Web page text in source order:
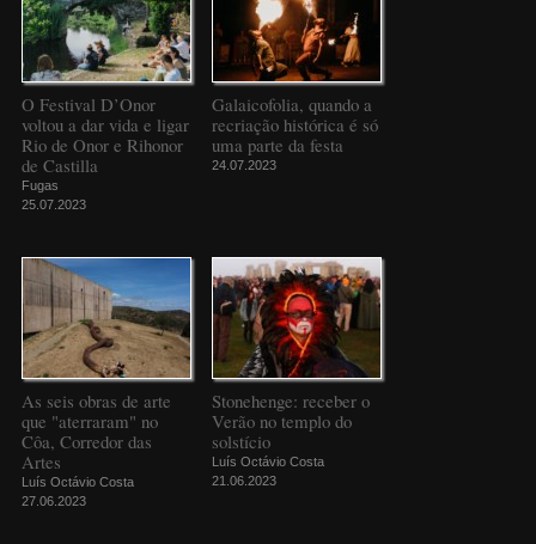
O Festival D’Onor
voltou a dar vida e ligar
Rio de Onor e Rihonor
de Castilla
Fugas
25.07.2023
Galaicofolia, quando a
recriação histórica é só
uma parte da festa
24.07.2023
As seis obras de arte
que "aterraram" no
Côa, Corredor das
Artes
Luís Octávio Costa
27.06.2023
Stonehenge: receber o
Verão no templo do
solstício
Luís Octávio Costa
21.06.2023